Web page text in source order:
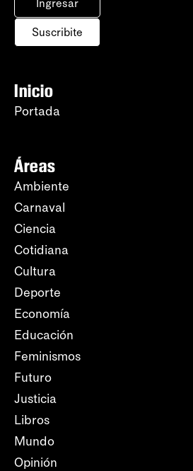
Ingresar
Suscribite
Inicio
Portada
Áreas
Ambiente
Carnaval
Ciencia
Cotidiana
Cultura
Deporte
Economía
Educación
Feminismos
Futuro
Justicia
Libros
Mundo
Opinión